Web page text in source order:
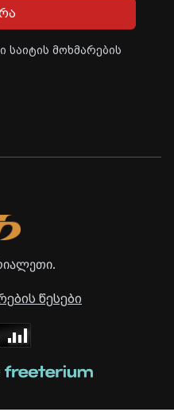
საიტის მოხმარების
წესები